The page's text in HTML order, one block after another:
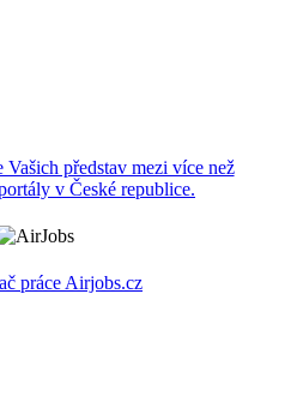
představ mezi více než
v České republice.
práce Airjobs.cz